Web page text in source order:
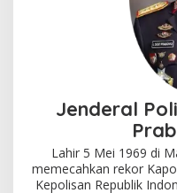
Jenderal
Lahir 5 Mei 1969 di
memecahkan rekor
Kepolisan Republik